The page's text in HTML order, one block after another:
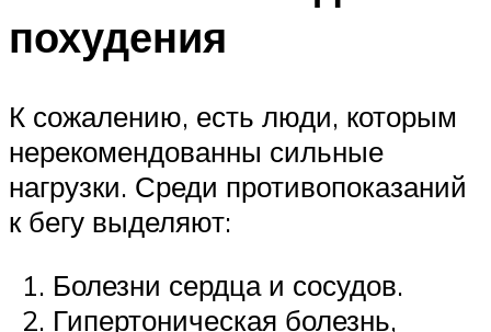
похудения
К сожалению, есть люди, которым
нерекомендованны сильные
нагрузки. Среди противопоказаний
к бегу выделяют:
Болезни сердца и сосудов.
Гипертоническая болезнь,